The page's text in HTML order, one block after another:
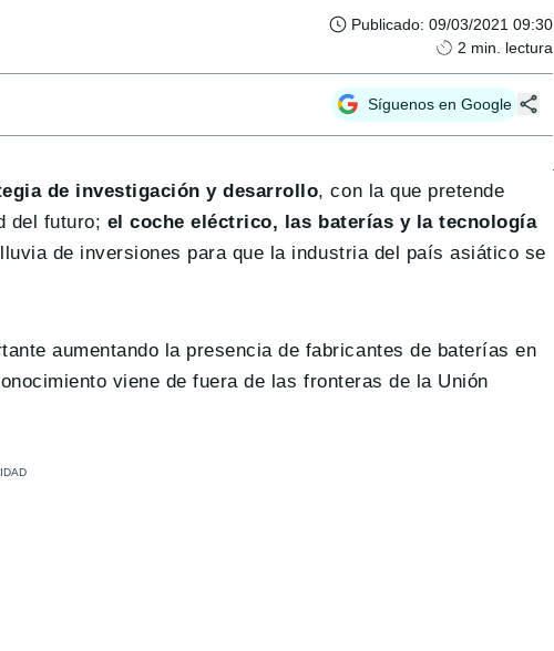
Publicado: 09/03/2021 09:30
2 min. lectura
Síguenos en Google
de investigación y desarrollo, con la que pretende
del futuro; el coche eléctrico, las baterías y la tecnología
de inversiones para que la industria del país asiático se
aumentando la presencia de fabricantes de baterías en
viene de fuera de las fronteras de la Unión